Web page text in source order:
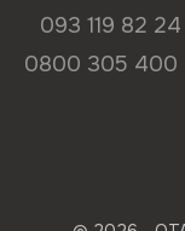
093 119 82 24
0800 305 400